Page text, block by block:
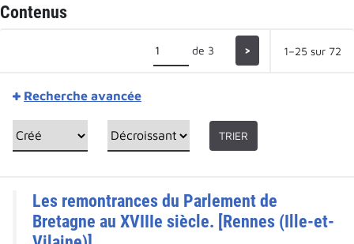
Contenus
de 3 > 1–25 sur 72
Recherche avancée
TRIER
Les remontrances du Parlement de
Bretagne au XVIIIe siècle. [Rennes (Ille-et-